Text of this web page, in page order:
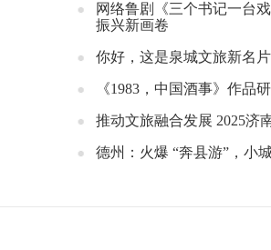
网络鲁剧《三个书记一台
振兴新画卷
你好，这是泉城文旅新名片
《1983，中国酒事》作品
推动文旅融合发展 2025济
德州：火爆 “奔县游”，小